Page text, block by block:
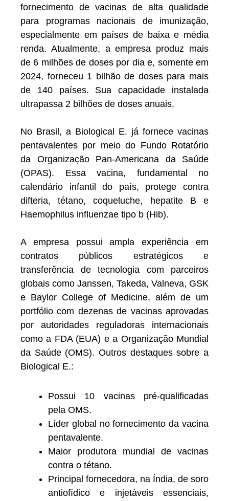
fornecimento de vacinas de alta qualidade
para programas nacionais de imunização,
especialmente em países de baixa e média
renda. Atualmente, a empresa produz mais
de 6 milhões de doses por dia e, somente em
2024, forneceu 1 bilhão de doses para mais
de 140 países. Sua capacidade instalada
ultrapassa 2 bilhões de doses anuais.
No Brasil, a Biological E. já fornece vacinas
pentavalentes por meio do Fundo Rotatório
da Organização Pan-Americana da Saúde
(OPAS). Essa vacina, fundamental no
calendário infantil do país, protege contra
difteria, tétano, coqueluche, hepatite B e
Haemophilus influenzae tipo b (Hib).
A empresa possui ampla experiência em
contratos públicos estratégicos e
transferência de tecnologia com parceiros
globais como Janssen, Takeda, Valneva, GSK
e Baylor College of Medicine, além de um
portfólio com dezenas de vacinas aprovadas
por autoridades reguladoras internacionais
como a FDA (EUA) e a Organização Mundial
da Saúde (OMS). Outros destaques sobre a
Biological E.:
Possui 10 vacinas pré-qualificadas
pela OMS.
Líder global no fornecimento da vacina
pentavalente.
Maior produtora mundial de vacinas
contra o tétano.
Principal fornecedora, na Índia, de soro
antiofídico e injetáveis essenciais,